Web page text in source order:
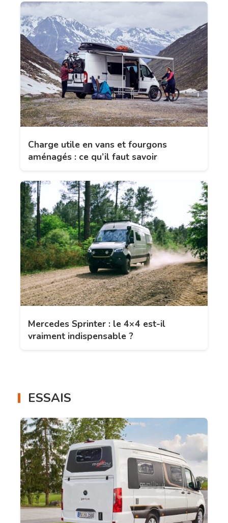
Charge utile en vans et fourgons
aménagés : ce qu’il faut savoir
Mercedes Sprinter : le 4×4 est-il
vraiment indispensable ?
ESSAIS